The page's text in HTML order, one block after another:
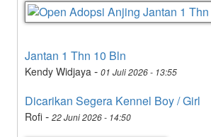
Jantan 1 Thn 10 Bln
Kendy Widjaya - 01 Juli 2026 - 13:55
Dicarikan Segera Kennel Boy / Girl
Rofi - 22 Juni 2026 - 14:50